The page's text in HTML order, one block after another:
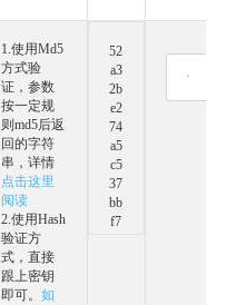
1.使用Md5
方式验
证，参数
按一定规
则md5后返
回的字符
串，详情
点击这里
阅读
2.使用Hash
验证方
式，直接
跟上密钥
即可。 如
52
a3
2b
e2
74
a5
c5
37
bb
f7